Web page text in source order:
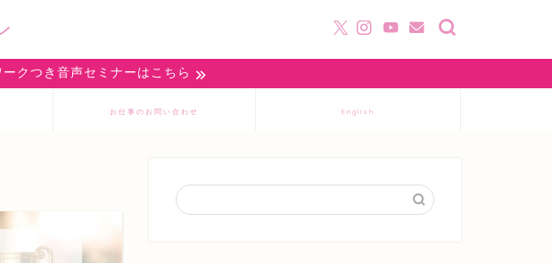
クつき音声セミナーはこちら
お仕事のお問い合わせ English